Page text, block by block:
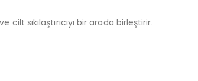
sıkılaştırıcıyı bir arada birleştirir.